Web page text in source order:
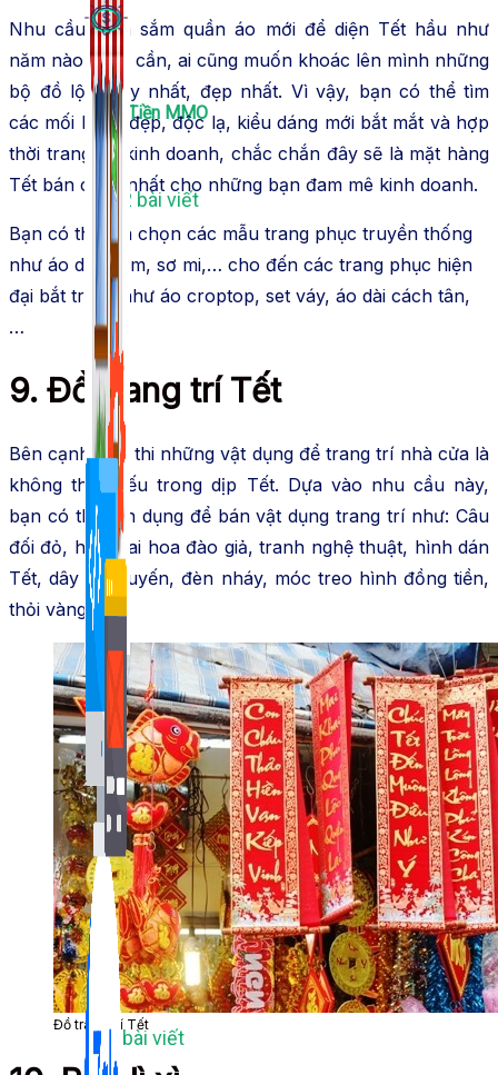
Bán Hàng Online
2,632 bài viết
New
Kiếm Tiền MMO
1,422 bài viết
Kiến Thức Website
309 bài viết
Nhu cầu mua sắm quần áo mới để diện Tết hầu như
năm nào cũng cần, ai cũng muốn khoác lên mình những
bộ đồ lộng lẫy nhất, đẹp nhất. Vì vậy, bạn có thể tìm
các mối hàng đẹp, độc lạ, kiểu dáng mới bắt mắt và hợp
thời trang để kinh doanh, chắc chắn đây sẽ là mặt hàng
Tết bán chạy nhất cho những bạn đam mê kinh doanh.
Bạn có thể lựa chọn các mẫu trang phục truyền thống
như áo dài, đầm, sơ mi,… cho đến các trang phục hiện
đại bắt trend như áo croptop, set váy, áo dài cách tân,
…
9. Đồ trang trí Tết
Bên cạnh hoa thi những vật dụng để trang trí nhà cửa là
không thể thiếu trong dịp Tết. Dựa vào nhu cầu này,
bạn có thể tận dụng để bán vật dụng trang trí như: Câu
đối đỏ, hoa mai hoa đào giả, tranh nghệ thuật, hình dán
Tết, dây kim tuyến, đèn nháy, móc treo hình đồng tiền,
thỏi vàng,…
Đồ trang trí Tết